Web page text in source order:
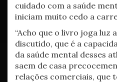
cuidado com a saúde
iniciam muito cedo a
“Acho que o livro joga luz
discutido, que é a
da saúde mental desses
saem de casa
relações comerciais, que